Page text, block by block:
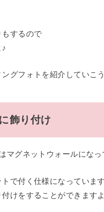
もするので
グフォトを紹介していこ
飾り付け
マグネットウォールになっ
で付く仕様になっています
けをすることができますよ